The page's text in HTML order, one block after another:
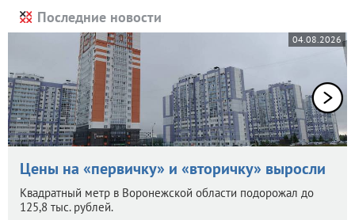
Последние новости
04.08.2026
Цены на «первичку» и «вторичку» выросли
Квадратный метр в Воронежской области подорожал до
125,8 тыс. рублей.